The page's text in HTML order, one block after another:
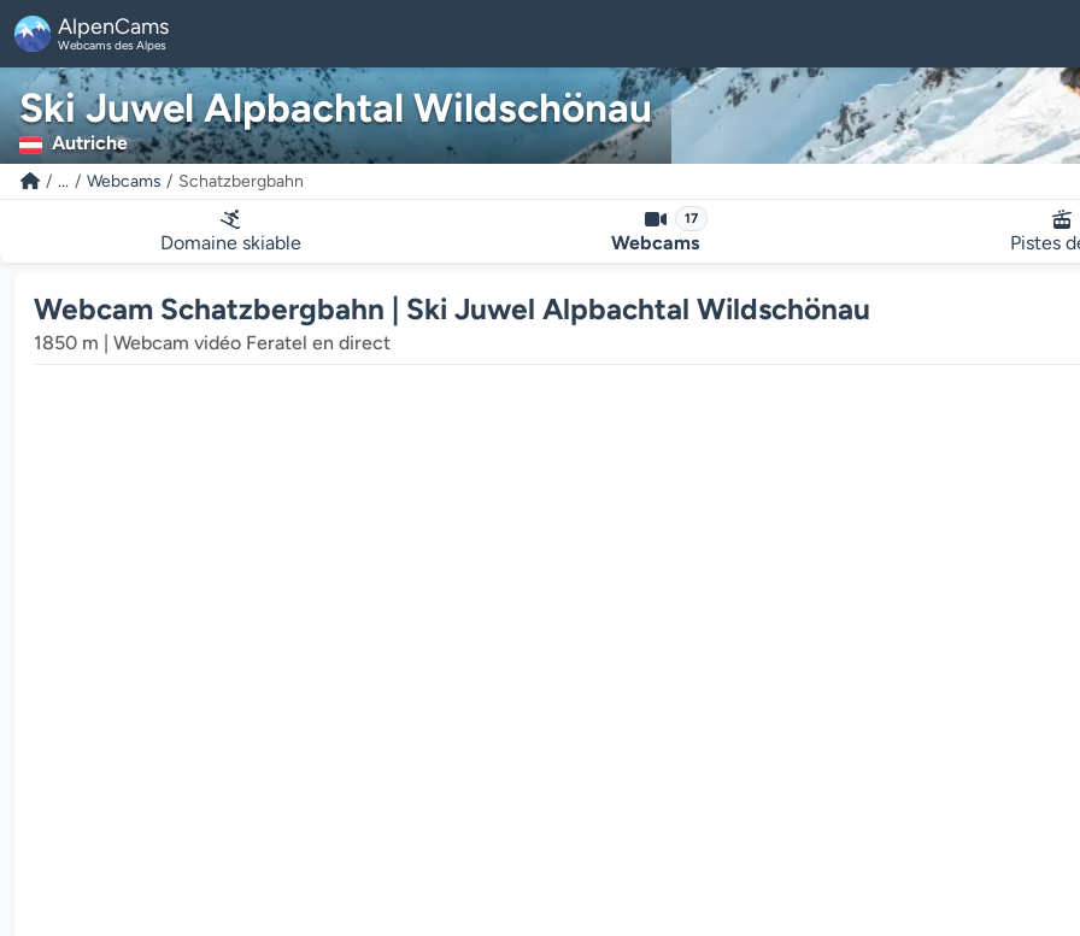
AlpenCams
Webcams des Alpes
Ski Juwel Alpbachtal Wildschönau
Autriche
... Webcams Schatzbergbahn
Domaine skiable
17
Webcams Pistes
Webcam Schatzbergbahn | Ski Juwel Alpbachtal Wildschönau
1850 m | Webcam vidéo Feratel en direct